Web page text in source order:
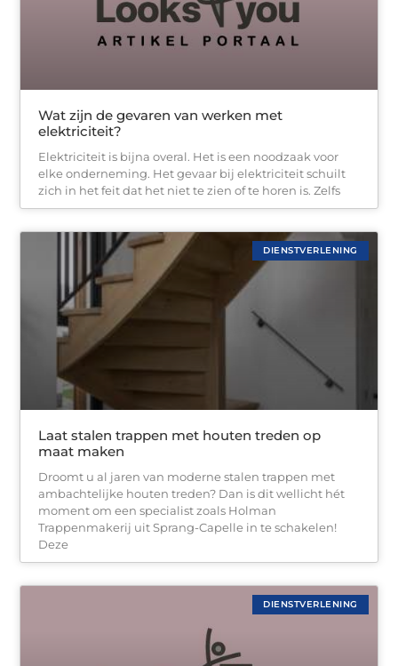
Wat zijn de gevaren van werken met
elektriciteit?
Elektriciteit is bijna overal. Het is een noodzaak voor
elke onderneming. Het gevaar bij elektriciteit schuilt
zich in het feit dat het niet te zien of te horen is. Zelfs
DIENSTVERLENING
Laat stalen trappen met houten treden op
maat maken
Droomt u al jaren van moderne stalen trappen met
ambachtelijke houten treden? Dan is dit wellicht hét
moment om een specialist zoals Holman
Trappenmakerij uit Sprang-Capelle in te schakelen!
Deze
DIENSTVERLENING